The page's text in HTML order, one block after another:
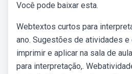
Você pode baixar esta.
Webtextos curtos para
ano. Sugestões de atividades
imprimir e aplicar na sala de
para interpretação,.